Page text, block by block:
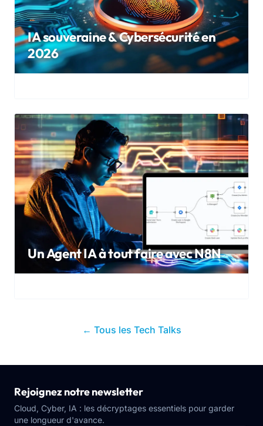
IA souveraine & Cybersécurité en
2026
Un Agent IA à tout faire avec N8N
← Tous les Tech Talks
Rejoignez notre newsletter
Cloud, Cyber, IA : les décryptages essentiels pour garder
une longueur d'avance.